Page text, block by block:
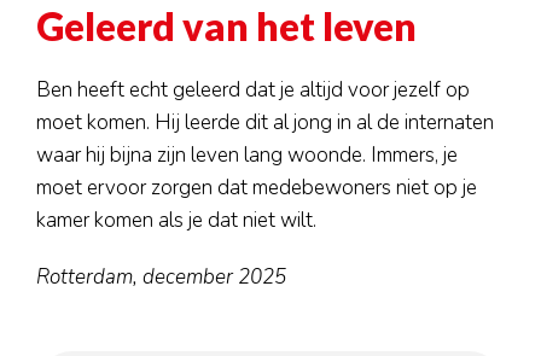
Geleerd van het leven
Ben heeft echt geleerd dat je altijd voor jezelf op
moet komen. Hij leerde dit al jong in al de internaten
waar hij bijna zijn leven lang woonde. Immers, je
moet ervoor zorgen dat medebewoners niet op je
kamer komen als je dat niet wilt.
Rotterdam, december 2025